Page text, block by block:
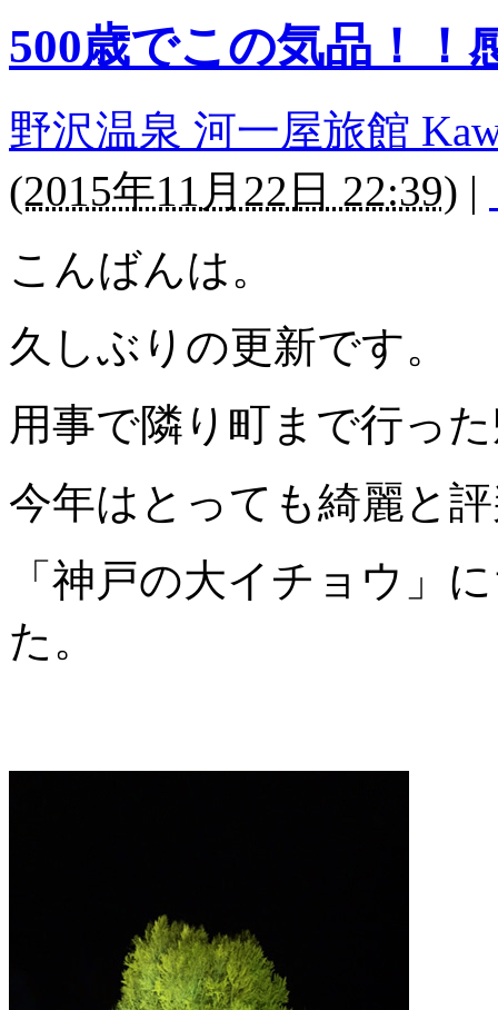
500歳でこの気品！！
野沢温泉 河一屋旅館
(2015年11月22日 22:39) |
こんばんは。
久しぶりの更新です。
用事で隣り町まで行っ
今年はとっても綺麗と
「神戸の大イチョウ」
た。